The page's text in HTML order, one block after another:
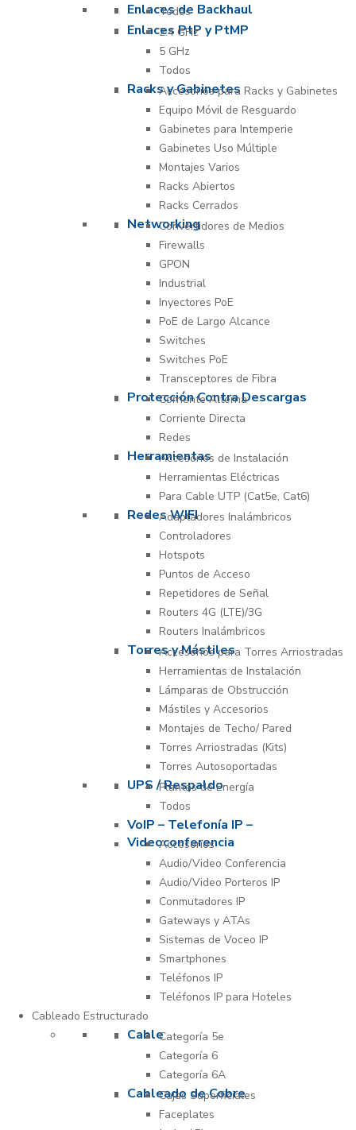
Enlaces de Backhaul
Todos
Enlaces PtP y PtMP
2.4 GHz
5 GHz
Todos
Racks y Gabinetes
Accesorios para Racks y Gabinetes
Equipo Móvil de Resguardo
Gabinetes para Intemperie
Gabinetes Uso Múltiple
Montajes Varios
Racks Abiertos
Racks Cerrados
Networking
Convertidores de Medios
Firewalls
GPON
Industrial
Inyectores PoE
PoE de Largo Alcance
Switches
Switches PoE
Transceptores de Fibra
Protección Contra Descargas
Corriente Alterna
Corriente Directa
Redes
Herramientas
Accesorios de Instalación
Herramientas Eléctricas
Para Cable UTP (Cat5e, Cat6)
Redes WIFI
Adaptadores Inalámbricos
Controladores
Hotspots
Puntos de Acceso
Repetidores de Señal
Routers 4G (LTE)/3G
Routers Inalámbricos
Torres y Mástiles
Accesorios para Torres Arriostradas
Herramientas de Instalación
Lámparas de Obstrucción
Mástiles y Accesorios
Montajes de Techo/ Pared
Torres Arriostradas (Kits)
Torres Autosoportadas
UPS / Respaldo
Plantas de Energía
Todos
VoIP – Telefonía IP –
Videoconferencia
Accesorios
Audio/Video Conferencia
Audio/Video Porteros IP
Conmutadores IP
Gateways y ATAs
Sistemas de Voceo IP
Smartphones
Teléfonos IP
Teléfonos IP para Hoteles
Cableado Estructurado
CableCategoría 5e
Categoría 6
Categoría 6A
Cableado de Cobre
Cajas Superficiales
Faceplates